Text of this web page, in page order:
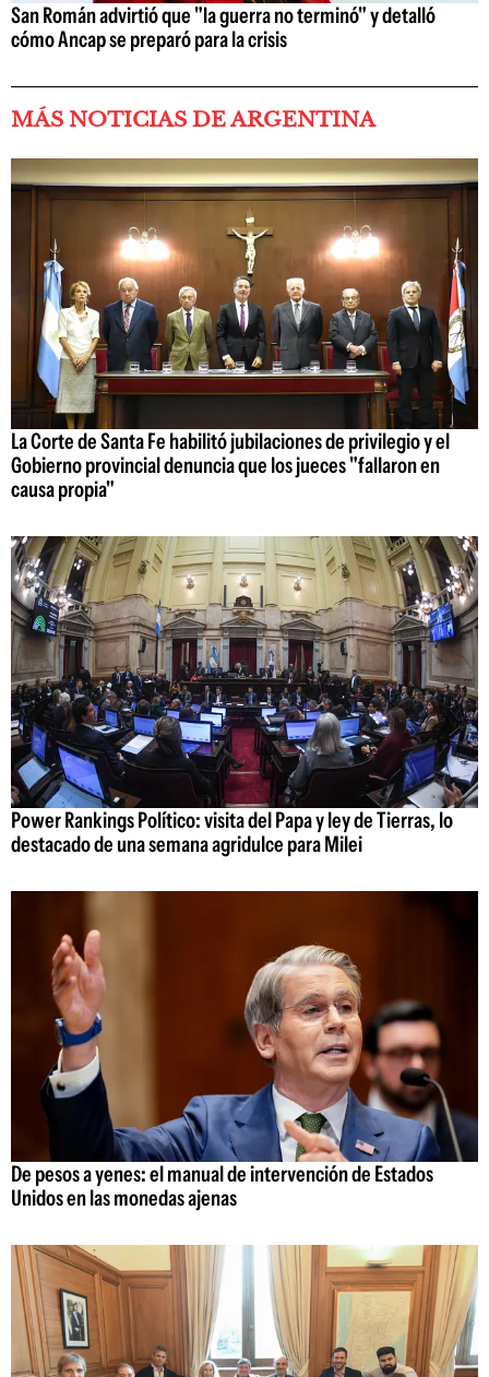
San Román advirtió que "la guerra no terminó" y detalló
cómo Ancap se preparó para la crisis
MÁS NOTICIAS DE ARGENTINA
La Corte de Santa Fe habilitó jubilaciones de privilegio y el
Gobierno provincial denuncia que los jueces "fallaron en
causa propia"
Power Rankings Político: visita del Papa y ley de Tierras, lo
destacado de una semana agridulce para Milei
De pesos a yenes: el manual de intervención de Estados
Unidos en las monedas ajenas